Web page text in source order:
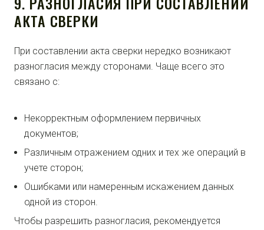
АКТА СВЕРКИ
При составлении акта сверки нередко возникают
разногласия между сторонами. Чаще всего это
связано с:
Некорректным оформлением первичных
документов;
Различным отражением одних и тех же операций в
учете сторон;
Ошибками или намеренным искажением данных
одной из сторон.
Чтобы разрешить разногласия, рекомендуется